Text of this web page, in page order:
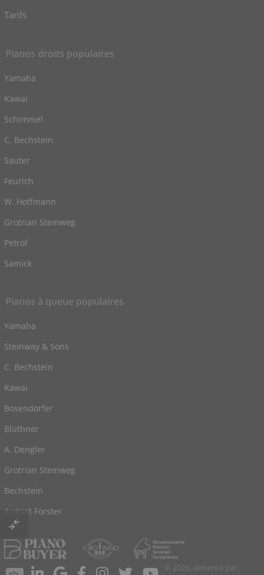
Tarifs
Pianos droits populaires
Yamaha
Kawai
Schimmel
C. Bechstein
Sauter
Feurich
W. Hoffmann
Grotrian Steinweg
Petrof
Samick
Pianos à queue populaires
Yamaha
Steinway & Sons
C. Bechstein
Kawai
Bosendorfer
Blüthner
A. Dengler
Grotrian Steinweg
Bechstein
August Förster
© 2026, alimenté par